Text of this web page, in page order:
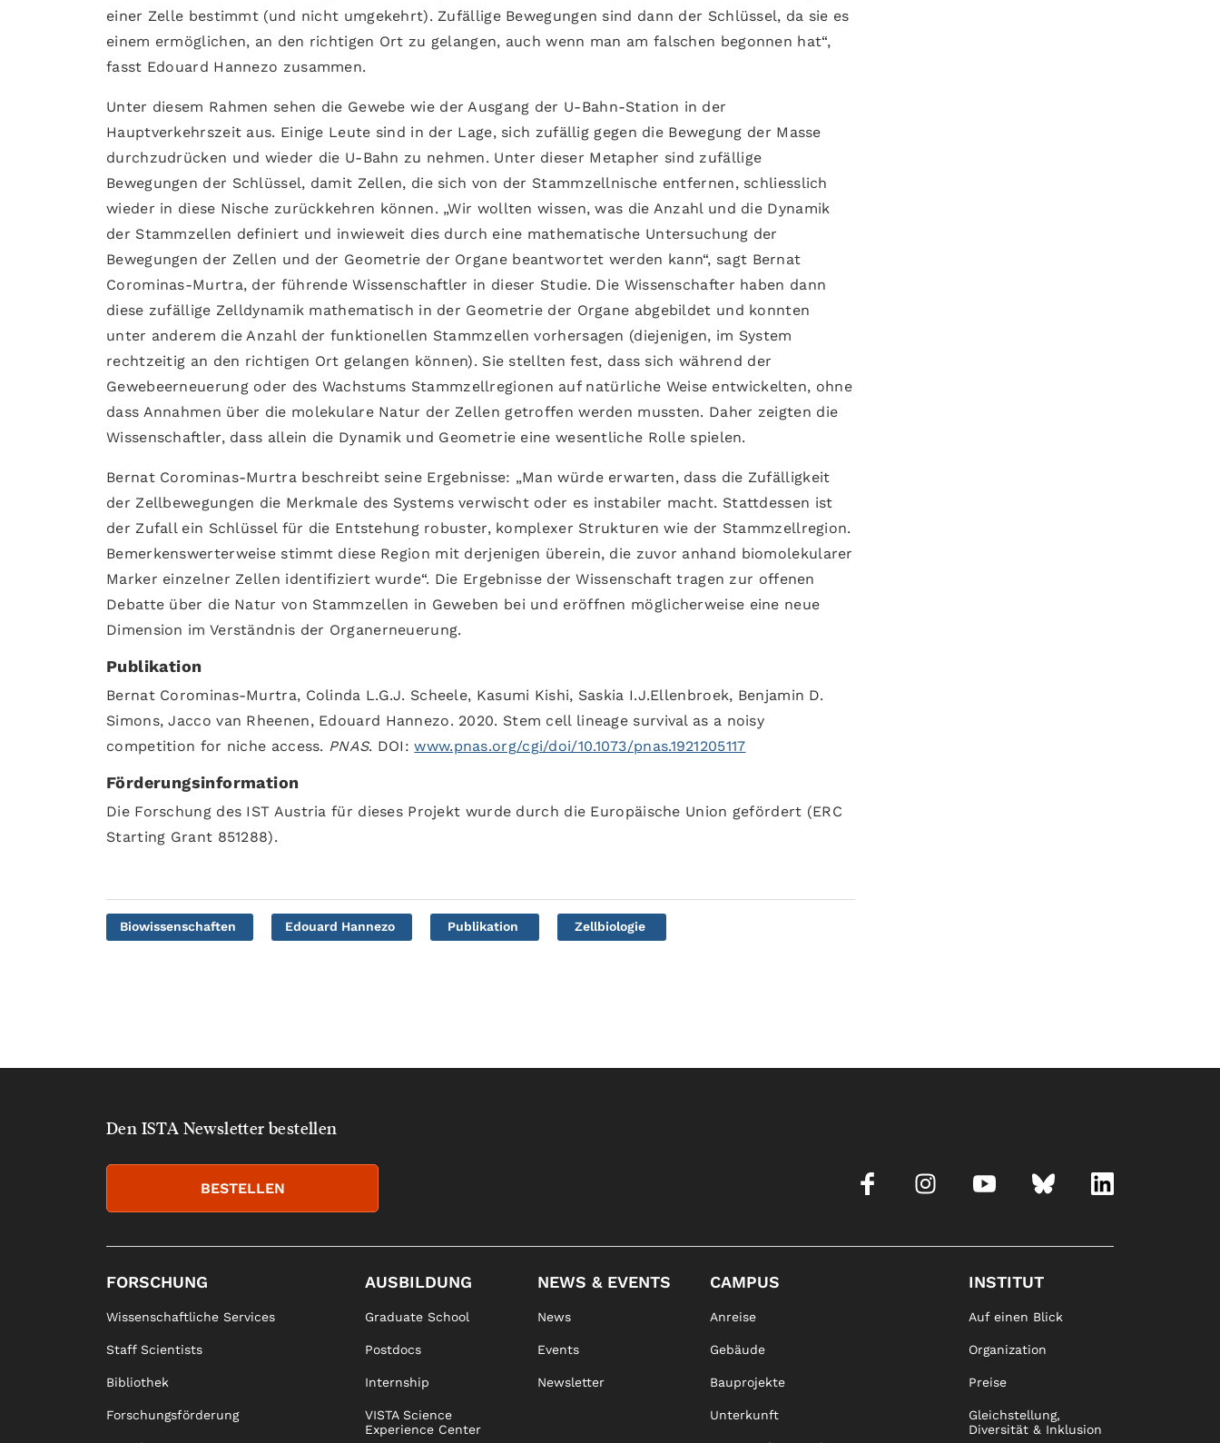
einer Zelle bestimmt (und nicht umgekehrt). Zufällige Bewegungen sind dann der Schlüssel, da sie es
einem ermöglichen, an den richtigen Ort zu gelangen, auch wenn man am falschen begonnen hat“,
fasst Edouard Hannezo zusammen.
Unter diesem Rahmen sehen die Gewebe wie der Ausgang der U-Bahn-Station in der
Hauptverkehrszeit aus. Einige Leute sind in der Lage, sich zufällig gegen die Bewegung der Masse
durchzudrücken und wieder die U-Bahn zu nehmen. Unter dieser Metapher sind zufällige
Bewegungen der Schlüssel, damit Zellen, die sich von der Stammzellnische entfernen, schliesslich
wieder in diese Nische zurückkehren können. „Wir wollten wissen, was die Anzahl und die Dynamik
der Stammzellen definiert und inwieweit dies durch eine mathematische Untersuchung der
Bewegungen der Zellen und der Geometrie der Organe beantwortet werden kann“, sagt Bernat
Corominas-Murtra, der führende Wissenschaftler in dieser Studie. Die Wissenschafter haben dann
diese zufällige Zelldynamik mathematisch in der Geometrie der Organe abgebildet und konnten
unter anderem die Anzahl der funktionellen Stammzellen vorhersagen (diejenigen, im System
rechtzeitig an den richtigen Ort gelangen können). Sie stellten fest, dass sich während der
Gewebeerneuerung oder des Wachstums Stammzellregionen auf natürliche Weise entwickelten, ohne
dass Annahmen über die molekulare Natur der Zellen getroffen werden mussten. Daher zeigten die
Wissenschaftler, dass allein die Dynamik und Geometrie eine wesentliche Rolle spielen.
Bernat Corominas-Murtra beschreibt seine Ergebnisse: „Man würde erwarten, dass die Zufälligkeit
der Zellbewegungen die Merkmale des Systems verwischt oder es instabiler macht. Stattdessen ist
der Zufall ein Schlüssel für die Entstehung robuster, komplexer Strukturen wie der Stammzellregion.
Bemerkenswerterweise stimmt diese Region mit derjenigen überein, die zuvor anhand biomolekularer
Marker einzelner Zellen identifiziert wurde“. Die Ergebnisse der Wissenschaft tragen zur offenen
Debatte über die Natur von Stammzellen in Geweben bei und eröffnen möglicherweise eine neue
Dimension im Verständnis der Organerneuerung.
Publikation
Bernat Corominas-Murtra, Colinda L.G.J. Scheele, Kasumi Kishi, Saskia I.J.Ellenbroek, Benjamin D.
Simons, Jacco van Rheenen, Edouard Hannezo. 2020. Stem cell lineage survival as a noisy
competition for niche access. PNAS. DOI:www.pnas.org/cgi/doi/10.1073/pnas.1921205117
Förderungsinformation
Die Forschung des IST Austria für dieses Projekt wurde durch die Europäische Union gefördert (ERC
Starting Grant 851288).
Biowissenschaften Edouard Hannezo Publikation Zellbiologie
Den ISTA Newsletter bestellen
BESTELLEN
FORSCHUNG
Wissenschaftliche Services
Staff Scientists
Bibliothek
Forschungsförderung
AUSBILDUNG
Graduate School
Postdocs
Internship
VISTA Science
Experience Center
NEWS & EVENTS
News
Events
Newsletter
CAMPUS
Anreise
Gebäude
Bauprojekte
Unterkunft
INSTITUT
Auf einen Blick
Organization
Preise
Gleichstellung,
Diversität & Inklusion